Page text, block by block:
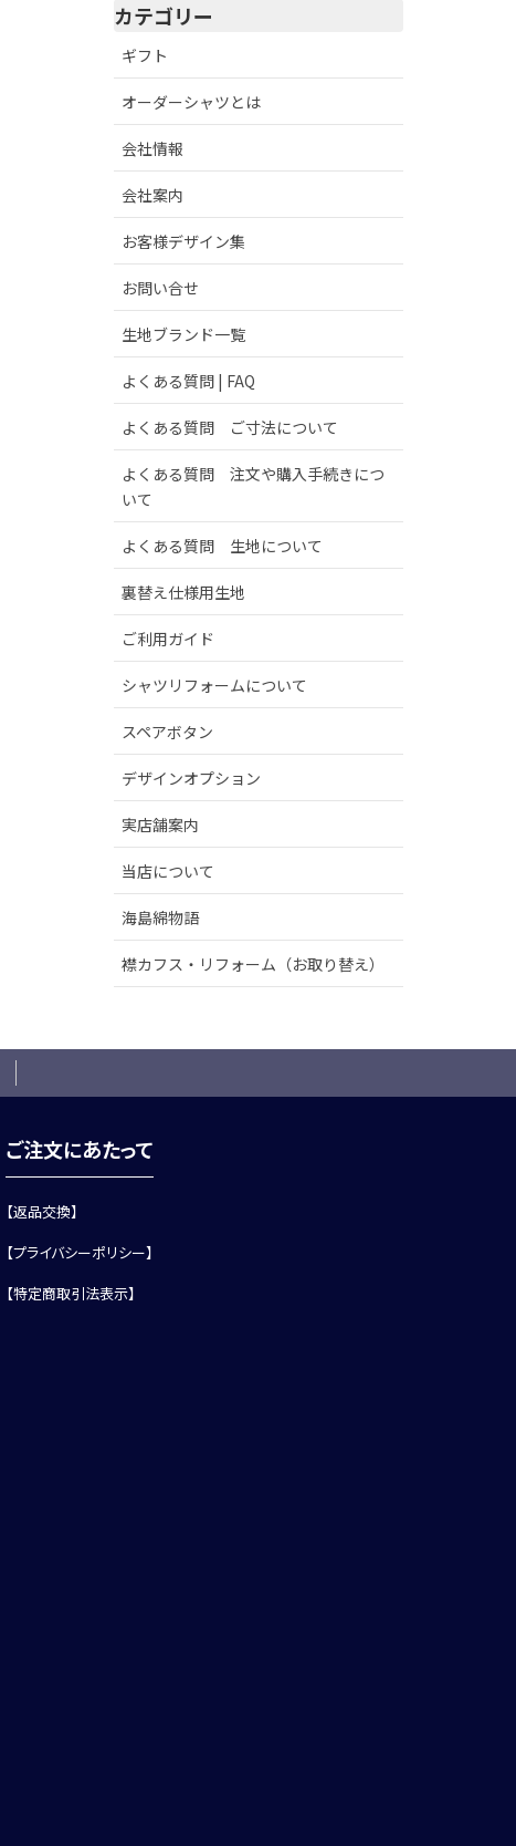
カテゴリー
ギフト
オーダーシャツとは
会社情報
会社案内
お客様デザイン集
お問い合せ
生地ブランド一覧
よくある質問 | FAQ
よくある質問 ご寸法について
よくある質問 注文や購入手続きにつ
いて
よくある質問 生地について
裏替え仕様用生地
ご利用ガイド
シャツリフォームについて
スペアボタン
デザインオプション
実店舗案内
当店について
海島綿物語
襟カフス・リフォーム（お取り替え）
ご注文にあたって
【返品交換】
【プライバシーポリシー】
【特定商取引法表示】